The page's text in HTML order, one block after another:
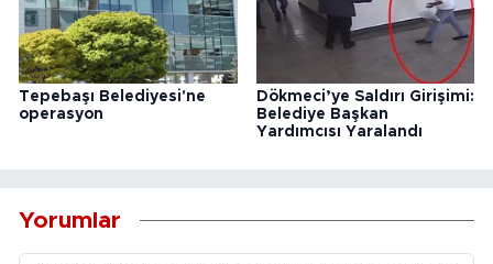
Tepebaşı Belediyesi'ne
operasyon
Dökmeci’ye Saldırı Girişimi:
Belediye Başkan
Yardımcısı Yaralandı
Yorumlar